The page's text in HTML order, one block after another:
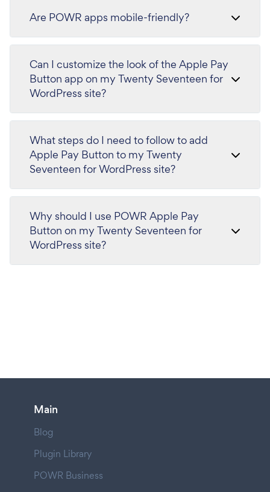
Are POWR apps mobile-friendly?
Can I customize the look of the Apple Pay
Button app on my Twenty Seventeen for
WordPress site?
What steps do I need to follow to add
Apple Pay Button to my Twenty
Seventeen for WordPress site?
Why should I use POWR Apple Pay
Button on my Twenty Seventeen for
WordPress site?
Main
Blog
Plugin Library
POWR Business